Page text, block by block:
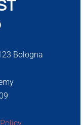
Bologna